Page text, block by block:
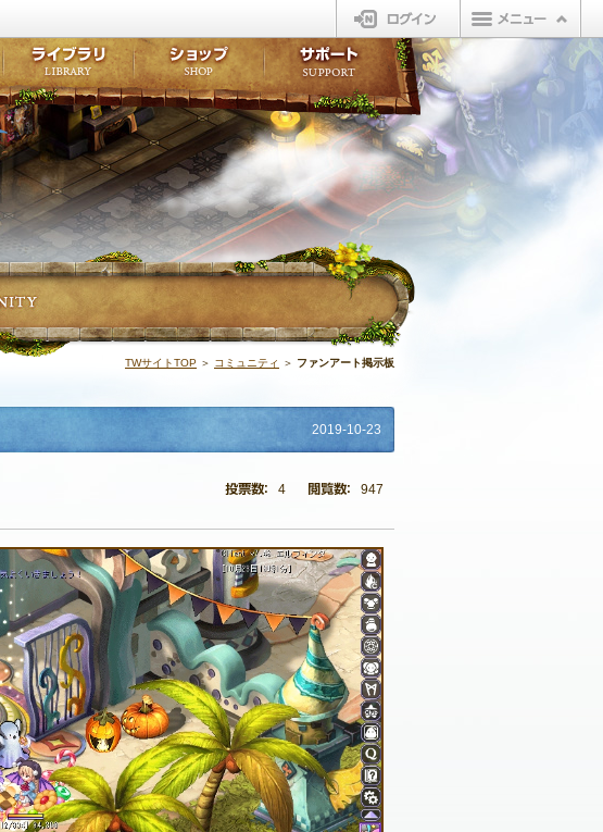
ログイン
テイルズウィーバー
TWサイトTOP ＞ コミュニティ ＞ ファンアート掲示板
2019-10-23
4 947
コミュニティ
コミュニティポイントライブラリ
LINEスタンプ
ショップ
販売アイテム
ビューティーショップ
オープンマーケットサポート
不具合対応状況
アンケート